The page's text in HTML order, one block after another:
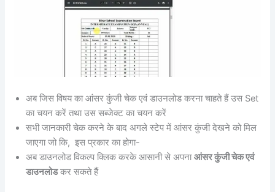
अब जिस विषय का आंसर कुंजी चेक एवं डाउनलोड करना चाहते हैं उस Set
का चयन करें तथा उस सब्जेक्ट का चयन करें
सभी जानकारी चेक करने के बाद अगले स्टेप में आंसर कुंजी देखने को मिल
जाएगा जो कि, इस प्रकार का होगा-
अब डाउनलोड विकल्प क्लिक करके आसानी से अपनाआंसर कुंजी चेक एवं
डाउनलोडकर सकते हैं